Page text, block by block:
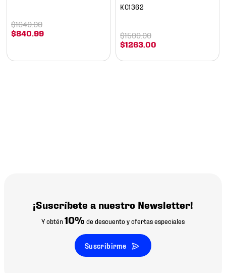
$840.99
$1649.00
KC1362
$1263.00
$1599.00
¡Suscríbete a nuestro Newsletter!
Y obtén10% de descuento y ofertas especiales
Suscribirme